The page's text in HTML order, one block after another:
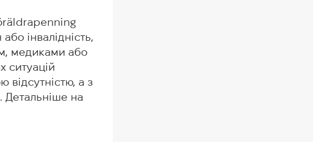
інвалідність,
медиками або
ситуацій
відсутністю, а з
Детальніше на